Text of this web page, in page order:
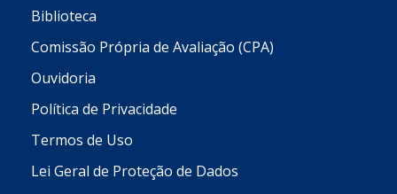
Biblioteca
Comissão Própria de Avaliação (CPA)
Ouvidoria
Política de Privacidade
Termos de Uso
Lei Geral de Proteção de Dados